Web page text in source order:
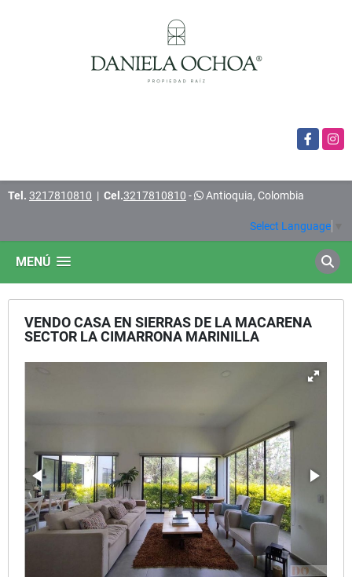
Facebook
Tel. 3217810810 | Cel.3217810810 - Antioquia, Colombia
Select Language
MENÚ
VENDO CASA EN SIERRAS DE LA MACARENA
SECTOR LA CIMARRONA MARINILLA